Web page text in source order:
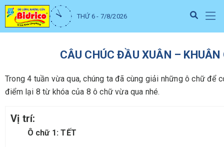
THỨ 6 - 7/8/2026
CÂU CHÚC ĐẦU XUÂN – KHUÂN
Trong 4 tuần vừa qua, chúng ta đã cùng giải những ô chữ để
điểm lại 8 từ khóa của 8 ô chữ vừa qua nhé.
Ô chữ 1:TẾT